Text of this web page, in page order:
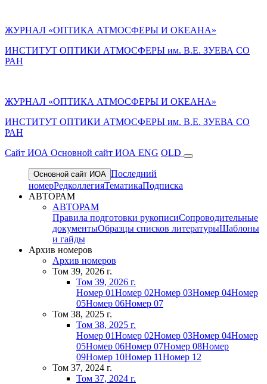
ЖУРНАЛ «ОПТИКА АТМОСФЕРЫ И ОКЕАНА»
ИНСТИТУТ ОПТИКИ АТМОСФЕРЫ им. В.Е. ЗУЕВА СО
РАН
ЖУРНАЛ «ОПТИКА АТМОСФЕРЫ И ОКЕАНА»
ИНСТИТУТ ОПТИКИ АТМОСФЕРЫ им. В.Е. ЗУЕВА СО
РАН
Cайт ИОА Основной сайт ИОА ENG OLD
Основной сайт ИОА Последний
номерРедколлегияТематикаПодписка
АВТОРАМ
АВТОРАМ
Правила подготовки рукописиСопроводительные
документыОбразцы списков литературыШаблоны
и гайды
Архив номеров
Архив номеров
Том 39, 2026 г.
Том 39, 2026 г.
Номер 01Номер 02Номер 03Номер 04Номер
05Номер 06Номер 07
Том 38, 2025 г.
Том 38, 2025 г.
Номер 01Номер 02Номер 03Номер 04Номер
05Номер 06Номер 07Номер 08Номер
09Номер 10Номер 11Номер 12
Том 37, 2024 г.
Том 37, 2024 г.